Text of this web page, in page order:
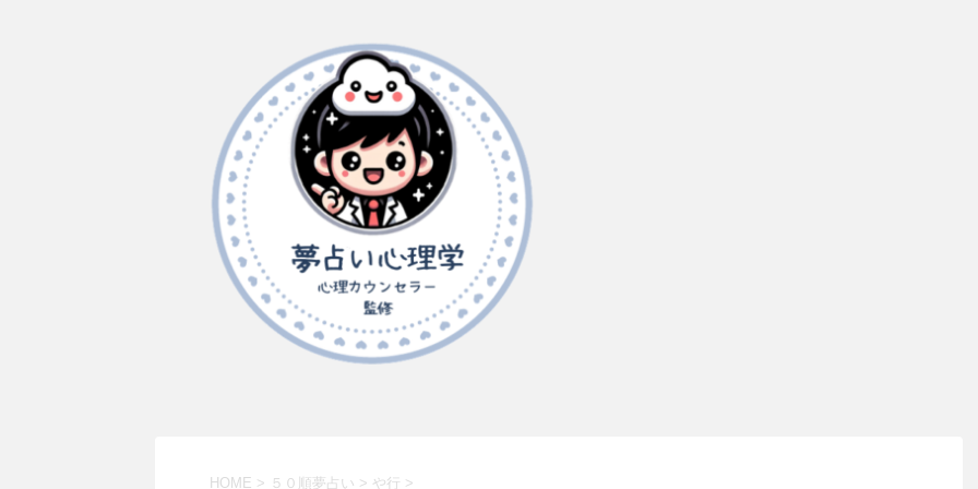
HOME > ５０順夢占い > や行 >